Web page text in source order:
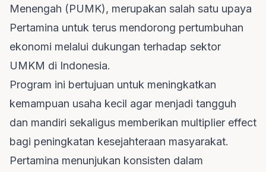
Menengah (PUMK), merupakan salah satu upaya
Pertamina untuk terus mendorong pertumbuhan
ekonomi melalui dukungan terhadap sektor
UMKM di Indonesia.
Program ini bertujuan untuk meningkatkan
kemampuan usaha kecil agar menjadi tangguh
dan mandiri sekaligus memberikan multiplier effect
bagi peningkatan kesejahteraan masyarakat.
Pertamina menunjukan konsisten dalam